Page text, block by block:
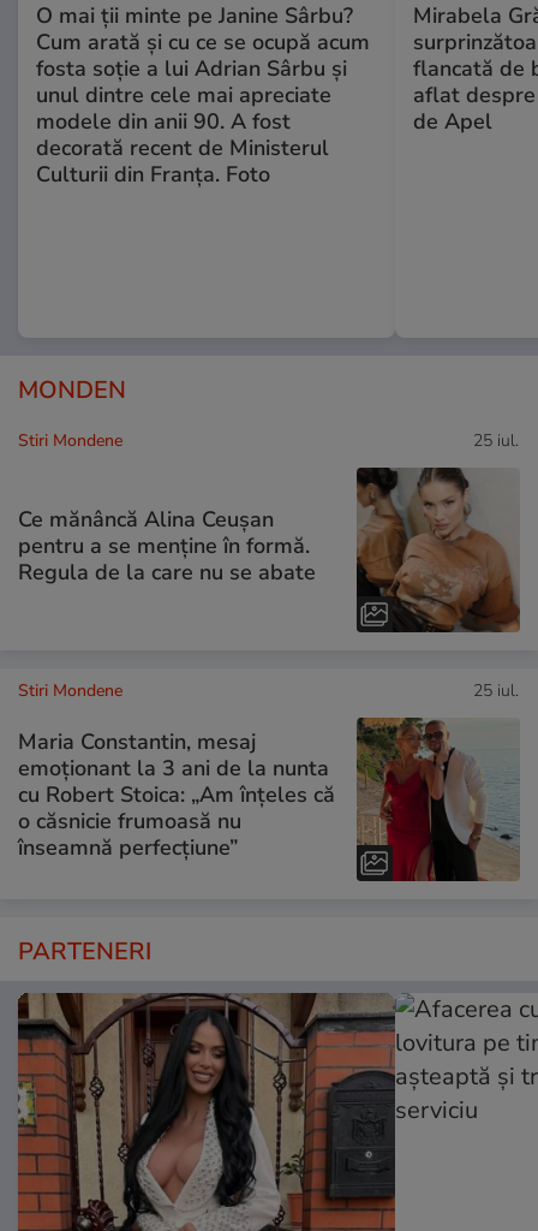
O mai ții minte pe Janine Sârbu?
Cum arată și cu ce se ocupă acum
fosta soție a lui Adrian Sârbu și
unul dintre cele mai apreciate
modele din anii 90. A fost
decorată recent de Ministerul
Culturii din Franța. Foto
Mirabela
flancată de
aflat
de Apel
MONDEN
Stiri Mondene 25 iul.
Ce mănâncă Alina Ceușan
pentru a se menține în formă.
Regula de la care nu se abate
Stiri Mondene 25 iul.
Maria Constantin, mesaj
emoționant la 3 ani de la nunta
cu Robert Stoica: „Am înțeles că
o căsnicie frumoasă nu
înseamnă perfecțiune”
PARTENERI